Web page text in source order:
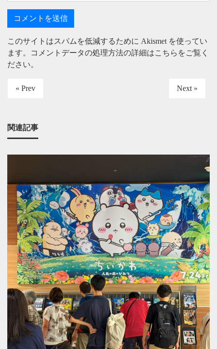
このサイトはスパムを低減するために Akismet を使ってい
ます。
コメントデータの処理方法の詳細はこちらをご覧く
ださい。
« Prev Next »
関連記事